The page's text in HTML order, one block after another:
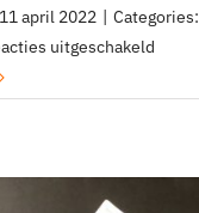
11 april 2022 | Categories:
uitgeschakeldvoor